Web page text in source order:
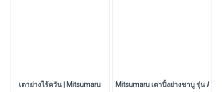
เตาย่างไร้ควัน | Mitsumaru
Mitsumaru เตาปิ้งย่างชาบู รุ่น